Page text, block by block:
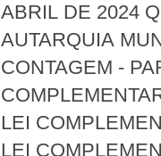
ABRIL DE 2024
AUTARQUIA
CONTAGEM -
LEI
LEI